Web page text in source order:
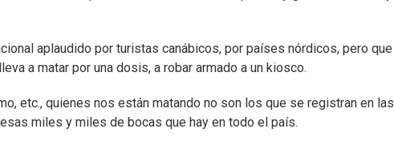
aplaudido por turistas canábicos, por países nórdicos, pero que
a matar por una dosis, a robar armado a un kiosco.
etc., quienes nos están matando no son los que se registran en las
miles y miles de bocas que hay en todo el país.